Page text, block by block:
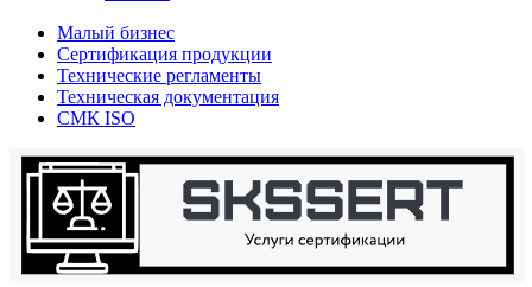
Малый бизнес
Сертификация продукции
Технические регламенты
Техническая документация
СМК ISO